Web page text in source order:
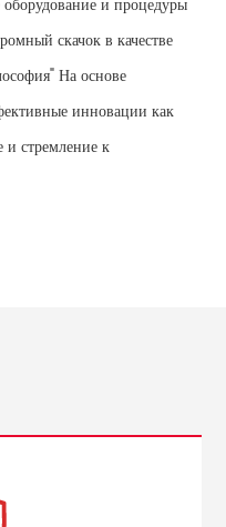
и процедуры
скачок в качестве
На основе
инновации как
стремление к